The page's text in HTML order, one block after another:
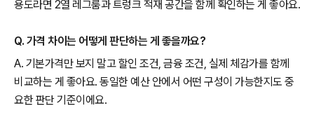
용도라면 2열 레그룸과 트렁크 적재 공간을 함께 확인하는 게 좋아요.
Q. 가격 차이는 어떻게 판단하는 게 좋을까요?
A. 기본가격만 보지 말고 할인 조건, 금융 조건, 실제 체감가를 함께
비교하는 게 좋아요. 동일한 예산 안에서 어떤 구성이 가능한지도 중
요한 판단 기준이에요.